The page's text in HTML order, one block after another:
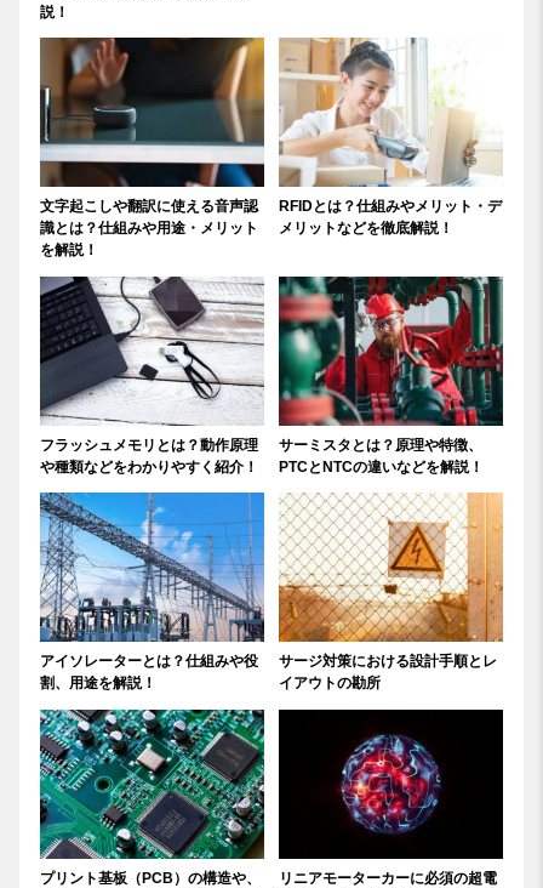
説！
文字起こしや翻訳に使える音声認
識とは？仕組みや用途・メリット
を解説！
RFIDとは？仕組みやメリット・デ
メリットなどを徹底解説！
フラッシュメモリとは？動作原理
や種類などをわかりやすく紹介！
サーミスタとは？原理や特徴、
PTCとNTCの違いなどを解説！
アイソレーターとは？仕組みや役
割、用途を解説！
サージ対策における設計手順とレ
イアウトの勘所
プリント基板（PCB）の構造や、
リニアモーターカーに必須の超電